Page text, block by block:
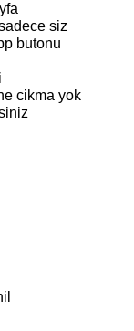
siz
butonu
cikma yok